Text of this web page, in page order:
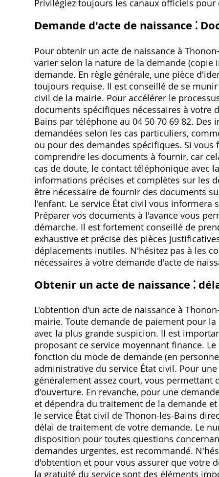
Privilégiez toujours les canaux officiels
Demande d'acte de naissance ⁚
Pour obtenir un acte de naissance à
varier selon la nature de la demande
demande. En règle générale, une pièce
toujours requise. Il est conseillé de se
civil de la mairie. Pour accélérer le
documents spécifiques nécessaires à votre
Bains par téléphone au 04 50 70 69 82.
demandées selon les cas particuliers,
ou pour des demandes spécifiques. Si
comprendre les documents à fournir, car
cas de doute, le contact téléphonique avec
informations précises et complètes sur les
être nécessaire de fournir des documents
l'enfant. Le service État civil vous informera
Préparer vos documents à l'avance vous
démarche. Il est fortement conseillé de
exhaustive et précise des pièces
déplacements inutiles. N'hésitez pas à les
nécessaires à votre demande d'acte de
Obtenir un acte de naissance ⁚
L'obtention d'un acte de naissance à
mairie. Toute demande de paiement pour
avec la plus grande suspicion. Il est
proposant ce service moyennant finance.
fonction du mode de demande (en
administrative du service État civil. Pour
généralement assez court, vous permettant
d'ouverture. En revanche, pour une
et dépendra du traitement de la demande
le service État civil de Thonon-les-Bains
délai de traitement de votre demande. Le
disposition pour toutes questions
demandes urgentes, est recommandé.
d'obtention et pour vous assurer que votre
la gratuité du service sont des éléments